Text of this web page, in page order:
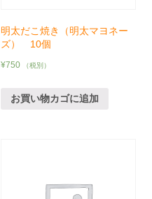
明太だこ焼き（明太マヨネー
ズ） 10個
¥750 （税別）
お買い物カゴに追加